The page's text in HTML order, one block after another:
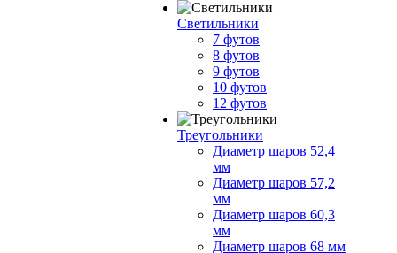
Светильники
7 футов
8 футов
9 футов
10 футов
12 футов
Треугольники
Диаметр шаров 52,4
мм
Диаметр шаров 57,2
мм
Диаметр шаров 60,3
мм
Диаметр шаров 68 мм